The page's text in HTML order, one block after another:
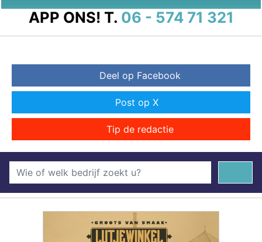
APP ONS! T. 06 - 574 71 321
Deel op Facebook
Post op X
Tip de redactie